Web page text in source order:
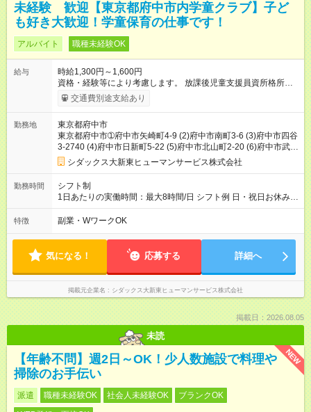
未経験 歓迎【東京都府中市内学童クラブ】子ど
も好き大歓迎！学童保育の仕事です！
アルバイト 職種未経験OK
給与
時給1,300円～1,600円
資格・経験等により考慮します。 放課後児童支援員資所格所持
者 優遇あり 【試用期間】試用期間なし
交通費別途支給あり
勤務地
東京都府中市
東京都府中市➀府中市矢崎町4-9 (2)府中市南町3-6 (3)府中市四谷
3-2740 (4)府中市日新町5-22 (5)府中市北山町2-20 (6)府中市武蔵
台2-3シダックス大新東ヒューマンサービス株式会社
勤務時間
シフト制
1日あたりの実働時間：最大8時間/日 シフト例 日・祝日お休み。
週２～５日の勤務です。 実働４～５時間。 ※面接時応相談！ 1
か月毎のシフト制になります。希望休可。 勤務日数は応相談。
特徴 副業・WワークOK
気になる！ 応募する 詳細へ
掲載元企業名 シダックス大新東ヒューマンサービス株式会社
掲載日：2026.08.05
未読
NEW
【年齢不問】週2日～OK！少人数施設で料理や
掃除のお手伝い
派遣 職種未経験OK 社会人未経験OK
ブランクOK